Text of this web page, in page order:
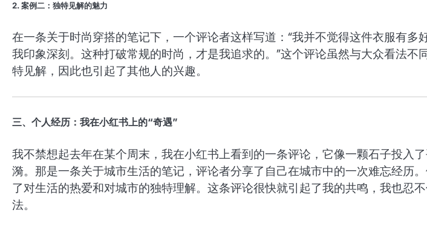
2. 案例二：独特见解的魅力
在一条关于时尚穿搭的笔记下，一个评论者这样写道：“我并不觉得这件衣服有多
我印象深刻。这种打破常规的时尚，才是我追求的。”这个评论虽然与大众看法不
特见解，因此也引起了其他人的兴趣。
三、个人经历：我在小红书上的“奇遇”
我不禁想起去年在某个周末，我在小红书上看到的一条评论，它像一颗石子投入
漪。那是一条关于城市生活的笔记，评论者分享了自己在城市中的一次难忘经历
了对生活的热爱和对城市的独特理解。这条评论很快就引起了我的共鸣，我也忍
法。